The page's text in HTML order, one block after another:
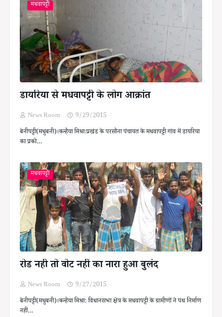
मधवापट्टी
डायरिया से मधवापट्टी के लोग आक्रांत
News Room
9/29/2015
बेनीपट्टी(मधुबनी)।कन्हैया मिश्राःप्रखंड के परसौना पंचायत के मधवापट्टी गांव में डायरिया
का प्रको…
मधवापट्टी
रोड नही तो वोट नहीं का नारा हुआ बुलंद
News Room
9/27/2015
बेनीपट्टी(मधुबनी)।कन्हैया मिश्रा: विधानसभा क्षेत्र के मधवापट्टी के ग्रामीणों ने पथ निर्माण
नहीं…